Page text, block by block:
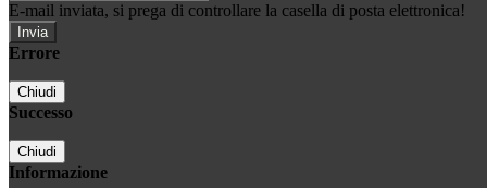
E-mail inviata, si prega di controllare la casella di posta elettronica!
Errore
Chiudi
Successo
Chiudi
Informazione